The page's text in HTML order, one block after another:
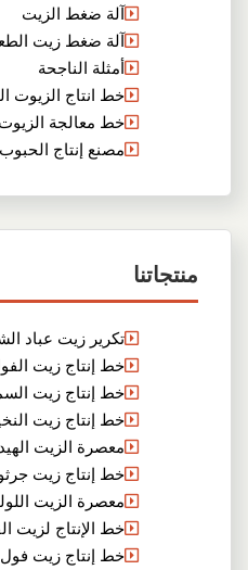
آلة ضغط الزيت
آلة ضغط زيت
أمثلة الناجحة
خط انتاج الزيوت
خط معالجة الزيوت
مصنع إنتاج
منتجاتنا
تكرير زيت عباد
خط إنتاج زيت
خط إنتاج زيت
خط إنتاج زيت
معصرة الزيت
خط إنتاج زيت
معصرة الزيت
خط الإنتاج لزيت
خط إنتاج زيت فول